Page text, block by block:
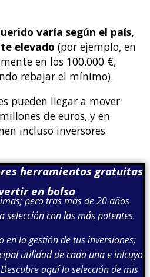
varía según el país,
elevado (por ejemplo, en
en los 100.000 €,
rebajar el mínimo).
pueden llegar a mover
de euros, y en
incluso inversores
herramientas gratuitas
en bolsa
pero tras más de 20 años
selección con las más potentes.
la gestión de tus inversiones;
utilidad de cada una e inlcuyo
aquí la selección de mis